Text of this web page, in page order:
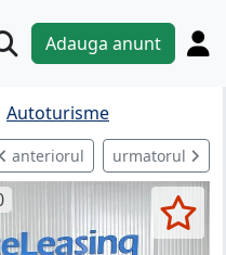
Adauga anunt
Autoturisme
anteriorul urmatorul